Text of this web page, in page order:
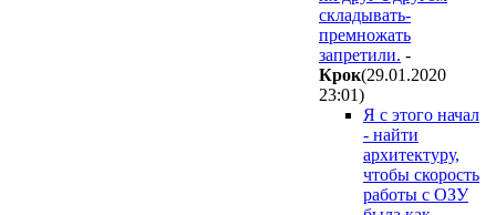
складывать-
премножать
запретили. -
Крок(29.01.2020
23:01)
Я с этого начал
- найти
архитектуру,
чтобы скорость
работы с ОЗУ